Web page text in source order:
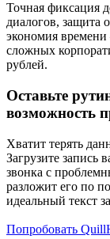
Точная фиксация
диалогов, защита
экономия
сложных
рублей.
Оставьте
возможность
Хватит терять
Загрузите запись
звонка с
разложит его по
идеальный текст
Попробовать